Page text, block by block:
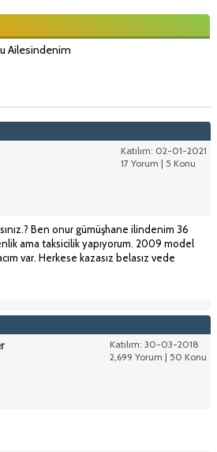
Ailesindenim
Katılım: 02-01-2021
17 Yorum | 5 Konu
Ben onur gümüşhane ilindenim 36
ama taksicilik yapıyorum. 2009 model
var. Herkese kazasız belasız vede
Katılım: 30-03-2018
2,699 Yorum | 50 Konu